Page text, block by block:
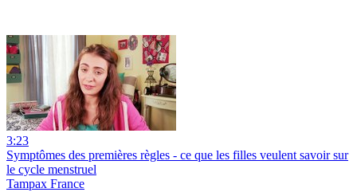
3:23
Symptômes des premières règles - ce que les filles veulent savoir sur
le cycle menstruel
Tampax France